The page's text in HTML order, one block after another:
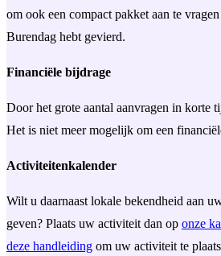
om ook een compact pakket aan te
Burendag hebt gevierd.
Financiële bijdrage
Door het grote aantal aanvragen in korte
Het is niet meer mogelijk om een
Activiteitenkalender
Wilt u daarnaast lokale bekendheid aan
geven? Plaats uw activiteit dan op onze
deze handleiding om uw activiteit te